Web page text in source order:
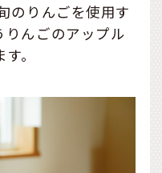
のりんごを使用す
りんごのアップル
。